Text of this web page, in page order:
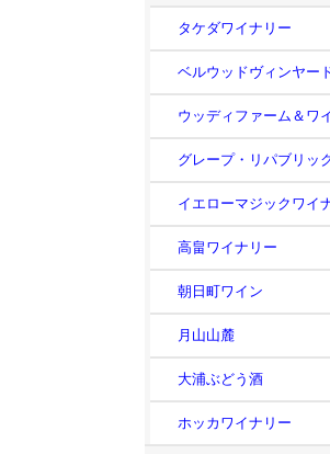
タケダワイナリー
ベルウッドヴィンヤー
ウッディファーム＆ワ
グレープ・リパブリッ
イエローマジックワイ
高畠ワイナリー
朝日町ワイン
月山山麓
大浦ぶどう酒
ホッカワイナリー